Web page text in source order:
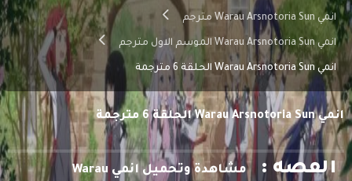
انمي Warau Arsnotoria Sun مترجم
انمي Warau Arsnotoria Sun الموسم الاول مترجم
انمي Warau Arsnotoria Sun الحلقة 6 مترجمة
انمي Warau Arsnotoria Sun الحلقة 6 مترجمة
القصه :
مشاهدة وتحميل انمي Warau